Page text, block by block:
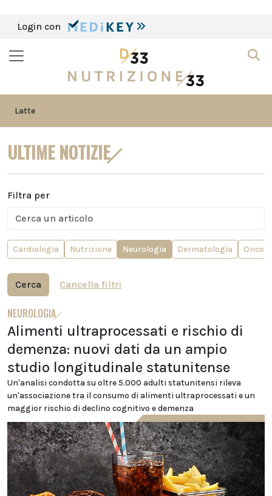
Login con
Latte
ULTIME NOTIZIE
Filtra per
Cardiologia Nutrizione Neurologia Dermatologia
Cerca Cancella filtri
NEUROLOGIA
Alimenti ultraprocessati e rischio di
demenza: nuovi dati da un ampio
studio longitudinale statunitense
Un'analisi condotta su oltre 5.000 adulti statunitensi rileva
un'associazione tra il consumo di alimenti ultraprocessati e un
maggior rischio di declino cognitivo e demenza